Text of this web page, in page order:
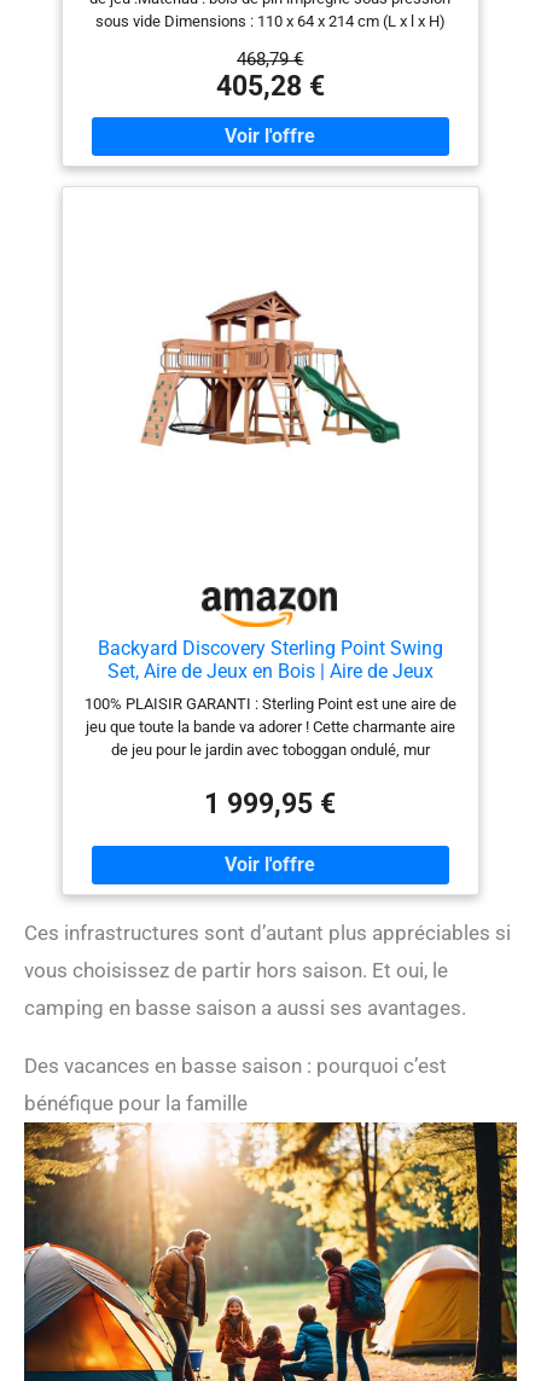
sous vide Dimensions : 110 x 64 x 214 cm (L x l x H)
GARANTIE】Pour toute question après la livraison,
n'hésitez pas à nous contacter à tout moment. Notre
service après-vente répondra à votre demande dans les
24 heures. En cas de problème avec votre commande,
n'hésitez pas à nous contacter par e-mail.
468,79 €
405,28 €
Backyard Discovery Sterling Point Swing
Set, Aire de Jeux en Bois | Aire de Jeux
Extérieur avec parois rocheuses, Toboggan,
balançoires | Balancoire Exterieur avec
Toboggan, Portique Balancoire
100% PLAISIR GARANTI : Sterling Point est une aire de
jeu que toute la bande va adorer ! Cette charmante aire
de jeu pour le jardin avec toboggan ondulé, mur
bac à sable, trapèze, 2 balançoires classiques à
sangles, 1 balançoire nid d'abeille allie le confort de la
maison au plaisir infini du jeu. Dans cette maison de
jeu à deux étages, les enfants peuvent jouer à des jeux
de rôle, se balancer ou glisser du toboggan de 244 cm.
est fabriquée en bois de cèdre pré-teinté de haute
très résistant à la pourriture du bois. Toutes les pièces
de bois sont sciées sur mesure et portent des numéros
est équipé d'attaches en acier pour que vos enfants
puissent toujours se balancer en toute sécurité. La tour
de jeux convient aux enfants de 3 à 10 ans et a été
conçue conformément aux exigences de la norme DIN
EN 71. Jusqu'à 9 enfants peuvent jouer simultanément
en toute sécurité dans et sur la tour de jeux.
DIMENSIONS : Notre aire de jeu pour le jardin Sterling
Point offre de nombreuses possibilités de jeu dans un
petit espace. L'aire de jeux avec toboggan est donc
parfaitement adaptée aux jardins. Dimensions (LxlxH) :
490 x 470 x 290 cm. Longueur du toboggan : 305 cm.
Poids : 280 kg BACKYARD DISCOVERY : Backyard
Discovery est le numéro 1 des aires de jeux,
ensembles de balançoires et structures d'escalade en
1 999,95 €
Ces infrastructures sont d’autant plus appréciables si
vous choisissez de partir hors saison. Et oui, le
camping en basse saison a aussi ses avantages.
Des vacances en basse saison : pourquoi c’est
bénéfique pour la famille